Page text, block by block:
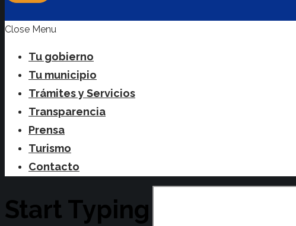
Close Menu
Tu gobierno
Tu municipio
Trámites y Servicios
Transparencia
Prensa
Turismo
Contacto
Start Typing